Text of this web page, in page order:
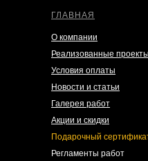
ГЛАВНАЯ
О компании
Реализованные проекты
Условия оплаты
Новости и статьи
Галерея работ
Акции и скидки
Подарочный
Регламенты работ